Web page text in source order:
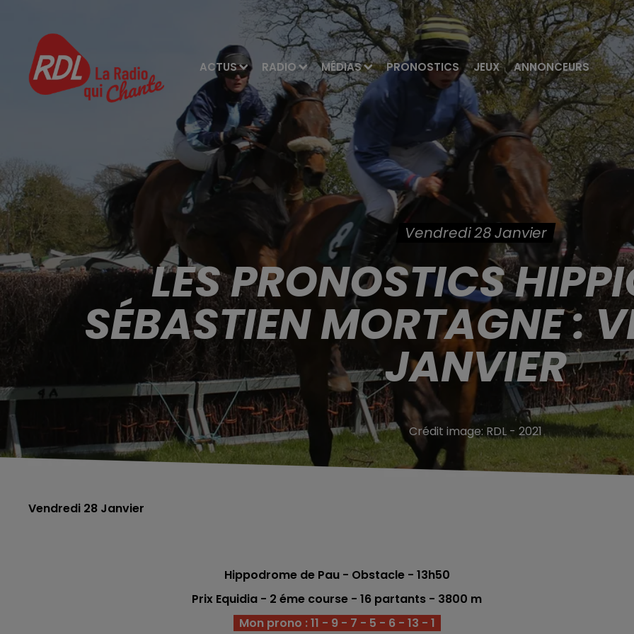
ACTUS RADIO MÉDIAS PRONOSTICS JEUX ANNONCEURS
Vendredi 28 Janvier
LES PRONOSTICS
SÉBASTIEN MORTAGNE :
JANVIER
Crédit image: RDL - 2021
Vendredi 28 Janvier
Hippodrome de Pau - Obstacle - 13h50
Prix Equidia - 2 éme course - 16 partants - 3800 m
Mon prono : 11 - 9 - 7 - 5 - 6 - 13 - 1